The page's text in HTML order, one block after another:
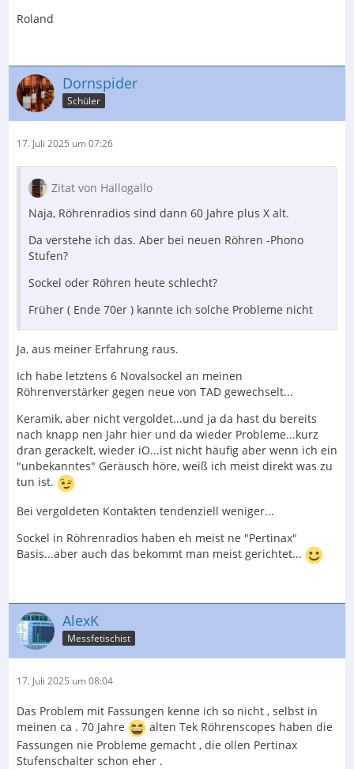
Roland
Dornspider
Schüler
17. Juli 2025 um 07:26
Zitat von Hallogallo
Naja, Röhrenradios sind dann 60 Jahre plus X alt.
Da verstehe ich das. Aber bei neuen Röhren -Phono
Stufen?
Sockel oder Röhren heute schlecht?
Früher ( Ende 70er ) kannte ich solche Probleme nicht
Ja, aus meiner Erfahrung raus.
Ich habe letztens 6 Novalsockel an meinen
Röhrenverstärker gegen neue von TAD gewechselt...
Keramik, aber nicht vergoldet...und ja da hast du bereits
nach knapp nen Jahr hier und da wieder Probleme...kurz
dran gerackelt, wieder iO...ist nicht häufig aber wenn ich ein
"unbekanntes" Geräusch höre, weiß ich meist direkt was zu
tun ist.
Bei vergoldeten Kontakten tendenziell weniger...
Sockel in Röhrenradios haben eh meist ne "Pertinax"
Basis...aber auch das bekommt man meist gerichtet...
AlexK
Messfetischist
17. Juli 2025 um 08:04
Das Problem mit Fassungen kenne ich so nicht , selbst in
meinen ca . 70 Jahre
alten Tek Röhrenscopes haben die
Fassungen nie Probleme gemacht , die ollen Pertinax
Stufenschalter schon eher .